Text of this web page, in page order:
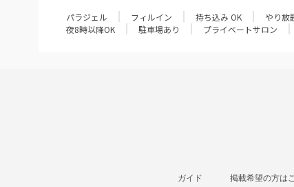
パラジェル フィルイン 持ち込み OK やり放
夜8時以降OK
駐車場あり プライベートサロン
ガイド 掲載希望の方は